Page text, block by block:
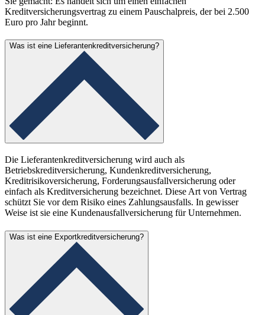
Kreditversicherungsvertrag zu einem Pauschalpreis, der bei 2.500
Euro pro Jahr beginnt.
Was ist eine Lieferantenkreditversicherung?
Die Lieferantenkreditversicherung wird auch als
Betriebskreditversicherung, Kundenkreditversicherung,
Kreditrisikoversicherung, Forderungsausfallversicherung oder
einfach als Kreditversicherung bezeichnet. Diese Art von Vertrag
schützt Sie vor dem Risiko eines Zahlungsausfalls. In gewisser
Weise ist sie eine Kundenausfallversicherung für Unternehmen.
Was ist eine Exportkreditversicherung?